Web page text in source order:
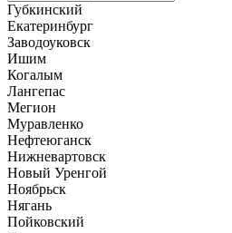
Губкинский
Екатеринбург
Заводоуковск
Ишим
Когалым
Лангепас
Мегион
Муравленко
Нефтеюганск
Нижневартовск
Новый Уренгой
Ноябрьск
Нягань
Пойковский